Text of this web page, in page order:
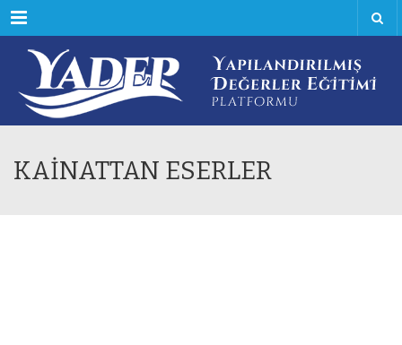
Menu
KAİNATTAN ESERLER